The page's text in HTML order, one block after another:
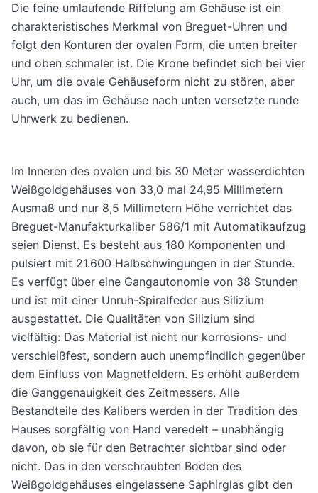
Die feine umlaufende Riffelung am Gehäuse ist ein
charakteristisches Merkmal von Breguet-Uhren und
folgt den Konturen der ovalen Form, die unten breiter
und oben schmaler ist. Die Krone befindet sich bei vier
Uhr, um die ovale Gehäuseform nicht zu stören, aber
auch, um das im Gehäuse nach unten versetzte runde
Uhrwerk zu bedienen.
Im Inneren des ovalen und bis 30 Meter wasserdichten
Weißgoldgehäuses von 33,0 mal 24,95 Millimetern
Ausmaß und nur 8,5 Millimetern Höhe verrichtet das
Breguet-Manufakturkaliber 586/1 mit Automatikaufzug
seien Dienst. Es besteht aus 180 Komponenten und
pulsiert mit 21.600 Halbschwingungen in der Stunde.
Es verfügt über eine Gangautonomie von 38 Stunden
und ist mit einer Unruh-Spiralfeder aus Silizium
ausgestattet. Die Qualitäten von Silizium sind
vielfältig: Das Material ist nicht nur korrosions- und
verschleißfest, sondern auch unempfindlich gegenüber
dem Einfluss von Magnetfeldern. Es erhöht außerdem
die Ganggenauigkeit des Zeitmessers. Alle
Bestandteile des Kalibers werden in der Tradition des
Hauses sorgfältig von Hand veredelt – unabhängig
davon, ob sie für den Betrachter sichtbar sind oder
nicht. Das in den verschraubten Boden des
Weißgoldgehäuses eingelassene Saphirglas gibt den